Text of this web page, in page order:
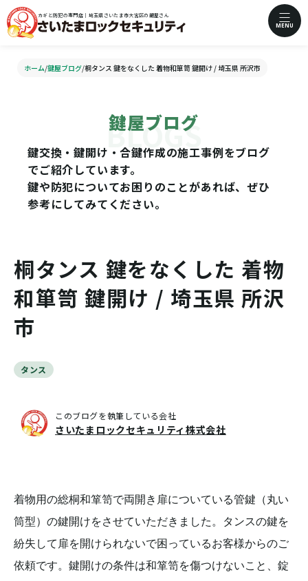
カギと防犯の専門店｜埼玉県さいたま市大宮区の鍵屋さん
MENU
ホーム/鍵屋ブログ/桐タンス 鍵をなくした 着物和箪笥 鍵開け / 埼玉県 所沢市
鍵屋ブログ
鍵交換・鍵開け・合鍵作成の施工事例をブログ
でご紹介しています。
鍵や防犯についてお困りのことがあれば、ぜひ
参考にしてみてください。
桐タンス 鍵をなくした 着物
和箪笥 鍵開け / 埼玉県 所沢
市
タンス
このブログを執筆している会社
さいたまロックセキュリティ株式会社
着物用の総桐和箪笥で両開き扉についている管鍵（丸い
筒型）の鍵開けをさせていただきました。タンスの鍵を
紛失して扉を開けられないで困っているお客様からのご
依頼です。鍵開けの条件は和箪笥を傷つけないこと、錠